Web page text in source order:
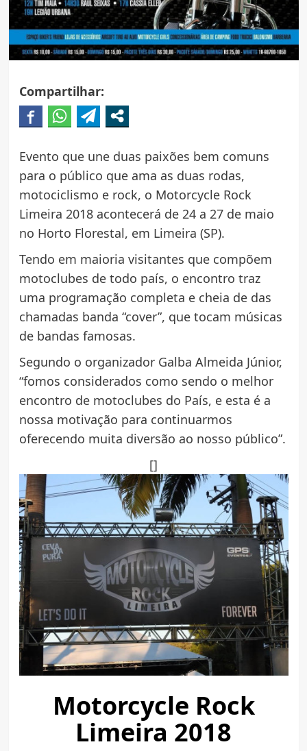
Compartilhar:
Evento que une duas paixões bem comuns
para o público que ama as duas rodas,
motociclismo e rock, o Motorcycle Rock
Limeira 2018 acontecerá de 24 a 27 de maio
no Horto Florestal, em Limeira (SP).
Tendo em maioria visitantes que compõem
motoclubes de todo país, o encontro traz
uma programação completa e cheia de das
chamadas banda “cover”, que tocam músicas
de bandas famosas.
Segundo o organizador Galba Almeida Júnior,
“fomos considerados como sendo o melhor
encontro de motoclubes do País, e esta é a
nossa motivação para continuarmos
oferecendo muita diversão ao nosso público”.
[]
Motorcycle Rock
Limeira 2018